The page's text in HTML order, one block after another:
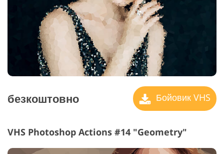
безкоштовно Бойовик VHS
VHS Photoshop Actions #14 "Geometry"